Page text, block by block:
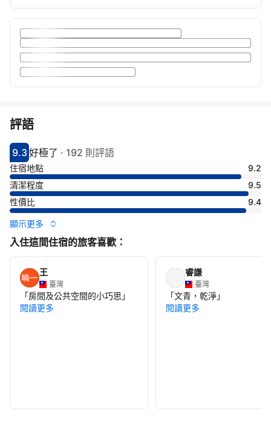
評語
分數9.3分
9.3
評比好極了
好極了 · 192 則評語
住宿地點
9.2
清潔程度
9.5
性價比
9.4
顯示更多
入住這間住宿的旅客喜歡：
王
臺灣
「房間及公共空間的小巧思 」
閱讀更多
睿謙
臺灣
「文青，乾淨」
閱讀更多